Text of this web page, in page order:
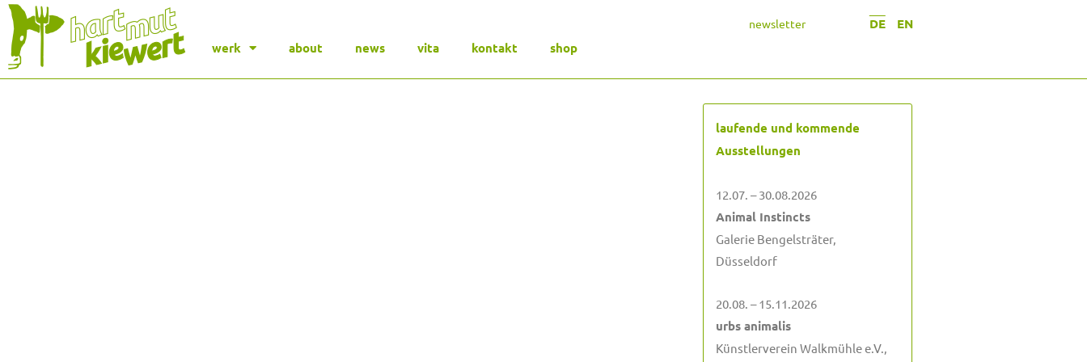
werk about news vita kontakt shop
newsletter DE EN
laufende und kommende
Ausstellungen
12.07. – 30.08.2026
Animal Instincts
Galerie Bengelsträter,
Düsseldorf
20.08. – 15.11.2026
urbs animalis
Künstlerverein Walkmühle e.V.,